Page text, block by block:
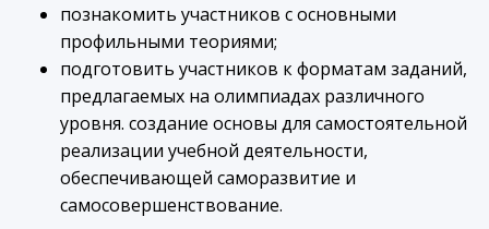
познакомить участников с основными
профильными теориями;
подготовить участников к форматам заданий,
предлагаемых на олимпиадах различного
уровня. создание основы для самостоятельной
реализации учебной деятельности,
обеспечивающей саморазвитие и
самосовершенствование.